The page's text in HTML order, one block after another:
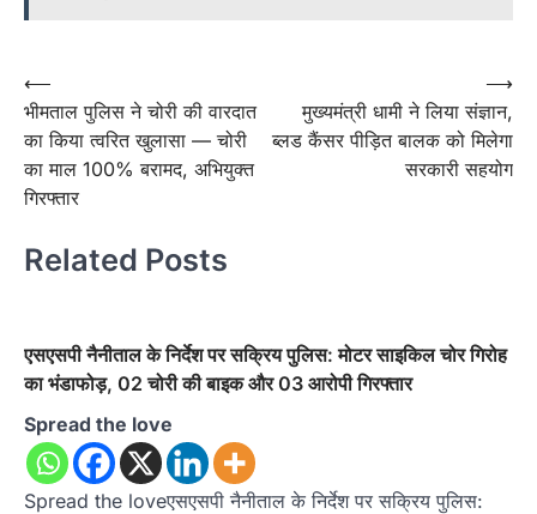
Post
navigation
⟵
भीमताल पुलिस ने चोरी की वारदात
का किया त्वरित खुलासा — चोरी
का माल 100% बरामद, अभियुक्त
गिरफ्तार
मुख्यमंत्री धामी ने लिया संज्ञान,
ब्लड कैंसर पीड़ित बालक को मिलेगा
सरकारी सहयोग
⟶
Related Posts
एसएसपी नैनीताल के निर्देश पर सक्रिय पुलिस: मोटर साइकिल चोर गिरोह
का भंडाफोड़, 02 चोरी की बाइक और 03 आरोपी गिरफ्तार
Spread the love
Spread the loveएसएसपी नैनीताल के निर्देश पर सक्रिय पुलिस: